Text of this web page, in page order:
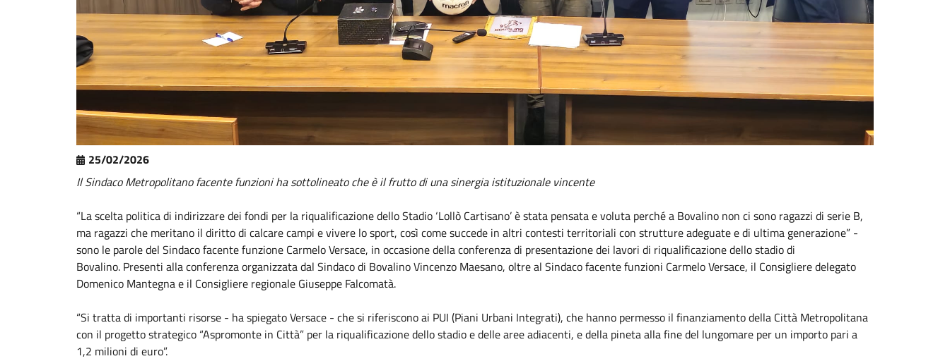
25/02/2026
Il Sindaco Metropolitano facente funzioni ha sottolineato che è il frutto di una sinergia istituzionale vincente
“La scelta politica di indirizzare dei fondi per la riqualificazione dello Stadio ‘Lollò Cartisano’ è stata pensata e voluta perché a Bovalino non ci sono ragazzi di serie B,
ma ragazzi che meritano il diritto di calcare campi e vivere lo sport, così come succede in altri contesti territoriali con strutture adeguate e di ultima generazione” -
sono le parole del Sindaco facente funzione Carmelo Versace, in occasione della conferenza di presentazione dei lavori di riqualificazione dello stadio di
Bovalino. Presenti alla conferenza organizzata dal Sindaco di Bovalino Vincenzo Maesano, oltre al Sindaco facente funzioni Carmelo Versace, il Consigliere delegato
Domenico Mantegna e il Consigliere regionale Giuseppe Falcomatà.
“Si tratta di importanti risorse - ha spiegato Versace - che si riferiscono ai PUI (Piani Urbani Integrati), che hanno permesso il finanziamento della Città Metropolitana
con il progetto strategico “Aspromonte in Città” per la riqualificazione dello stadio e delle aree adiacenti, e della pineta alla fine del lungomare per un importo pari a
1,2 milioni di euro”.